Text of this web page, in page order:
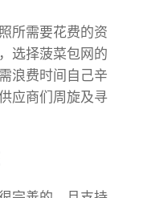
所需要花费的资
选择菠菜包网的
浪费时间自己辛
应商们周旋及寻